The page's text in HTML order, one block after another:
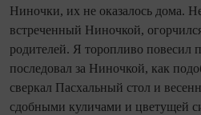
Ниночки, их не оказалось дома.
встреченный Ниночкой,
родителей. Я торопливо повесил
последовал за Ниночкой, как
сверкал Пасхальный стол и
сдобными куличами и цветущей